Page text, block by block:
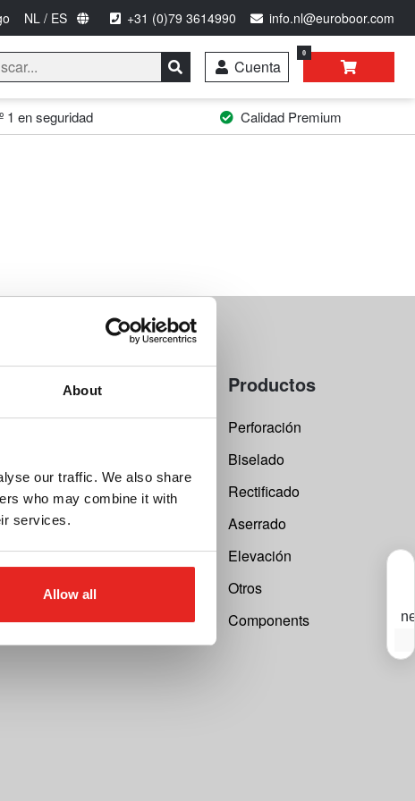
About
our traffic. We also share
who may combine it with
services.
Allow all
NL / ES +31 (0)79 3614990 info.nl@euroboor.com
Cuenta
0
1 en seguridad Calidad Premium
devolución
máquina
Productos
Perforación
Biselado
Rectificado
Aserrado
Elevación
Otros
Components